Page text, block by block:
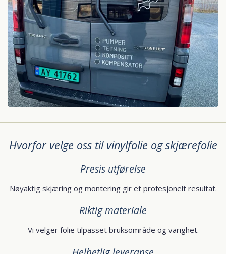
Hvorfor velge oss til vinylfolie og skjærefolie
Presis utførelse
Nøyaktig skjæring og montering gir et profesjonelt resultat.
Riktig materiale
Vi velger folie tilpasset bruksområde og varighet.